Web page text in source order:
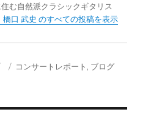
む自然派クラシックギタリス
口 武史 のすべての投稿を表示
投 カ
コンサートレポート , ブログ